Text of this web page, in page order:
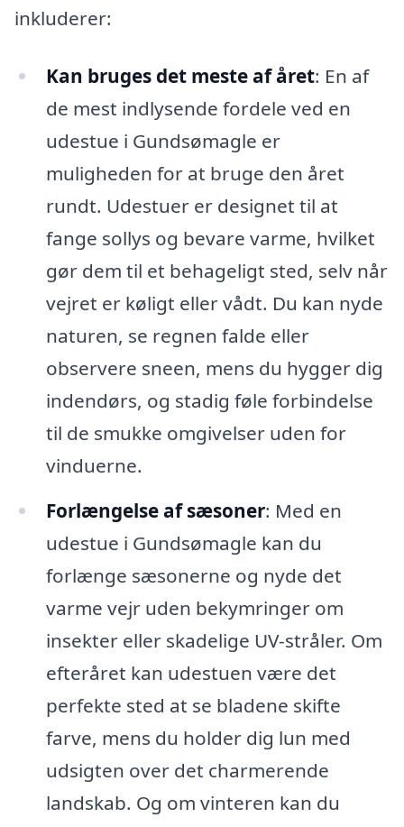
inkluderer:
Kan bruges det meste af året: En af
de mest indlysende fordele ved en
udestue i Gundsømagle er
muligheden for at bruge den året
rundt. Udestuer er designet til at
fange sollys og bevare varme, hvilket
gør dem til et behageligt sted, selv når
vejret er køligt eller vådt. Du kan nyde
naturen, se regnen falde eller
observere sneen, mens du hygger dig
indendørs, og stadig føle forbindelse
til de smukke omgivelser uden for
vinduerne.
Forlængelse af sæsoner: Med en
udestue i Gundsømagle kan du
forlænge sæsonerne og nyde det
varme vejr uden bekymringer om
insekter eller skadelige UV-stråler. Om
efteråret kan udestuen være det
perfekte sted at se bladene skifte
farve, mens du holder dig lun med
udsigten over det charmerende
landskab. Og om vinteren kan du